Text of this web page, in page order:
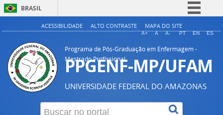
BRASIL
Simplifique!
Acesso à informação
Legislação
Canais
ACESSIBILIDADE ALTO CONTRASTE MAPA DO SITE
A+ A A- PT EN ES
Programa de Pós-Graduação em Enfermagem -
Mestrado Profissional
PPGENF-MP/UFAM
UNIVERSIDADE FEDERAL DO AMAZONAS